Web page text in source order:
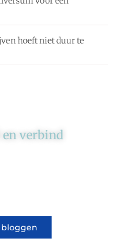
hoeft niet duur te
en verbind